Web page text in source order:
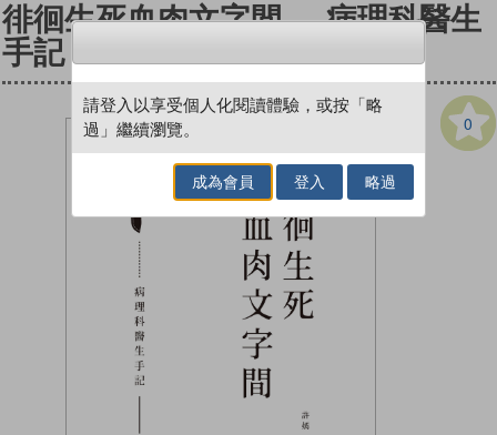
徘徊生死血肉文字間──病理科醫生
手記
0
請登入以享受個人化閱讀體驗，或按「略
過」繼續瀏覽。
成為會員 登入 略過